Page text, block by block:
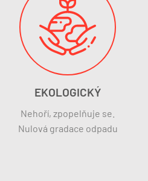
EKOLOGICKÝ
Nehoří, zpopelňuje se.
Nulová gradace odpadu